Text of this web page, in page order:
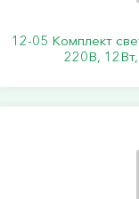
12-05 Комплект
220В,